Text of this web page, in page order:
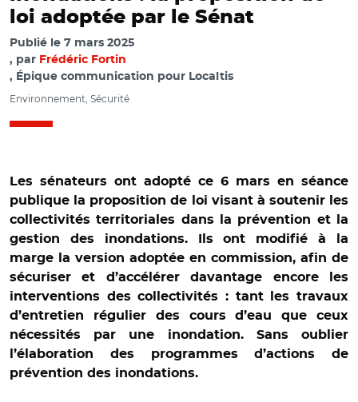
loi adoptée par le Sénat
Publié le 7 mars 2025
par Frédéric Fortin
, Épique communication pour Localtis
Environnement, Sécurité
Les sénateurs ont adopté ce 6 mars en séance
publique la proposition de loi visant à soutenir les
collectivités territoriales dans la prévention et la
gestion des inondations. Ils ont modifié à la
marge la version adoptée en commission, afin de
sécuriser et d’accélérer davantage encore les
interventions des collectivités : tant les travaux
d’entretien régulier des cours d’eau que ceux
nécessités par une inondation. Sans oublier
l’élaboration des programmes d’actions de
prévention des inondations.